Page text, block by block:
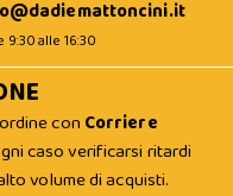
alle 16:30
con Corriere
caso verificarsi ritardi
volume di acquisti.